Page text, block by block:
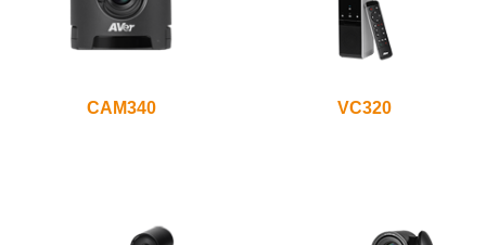
CAM340 VC320